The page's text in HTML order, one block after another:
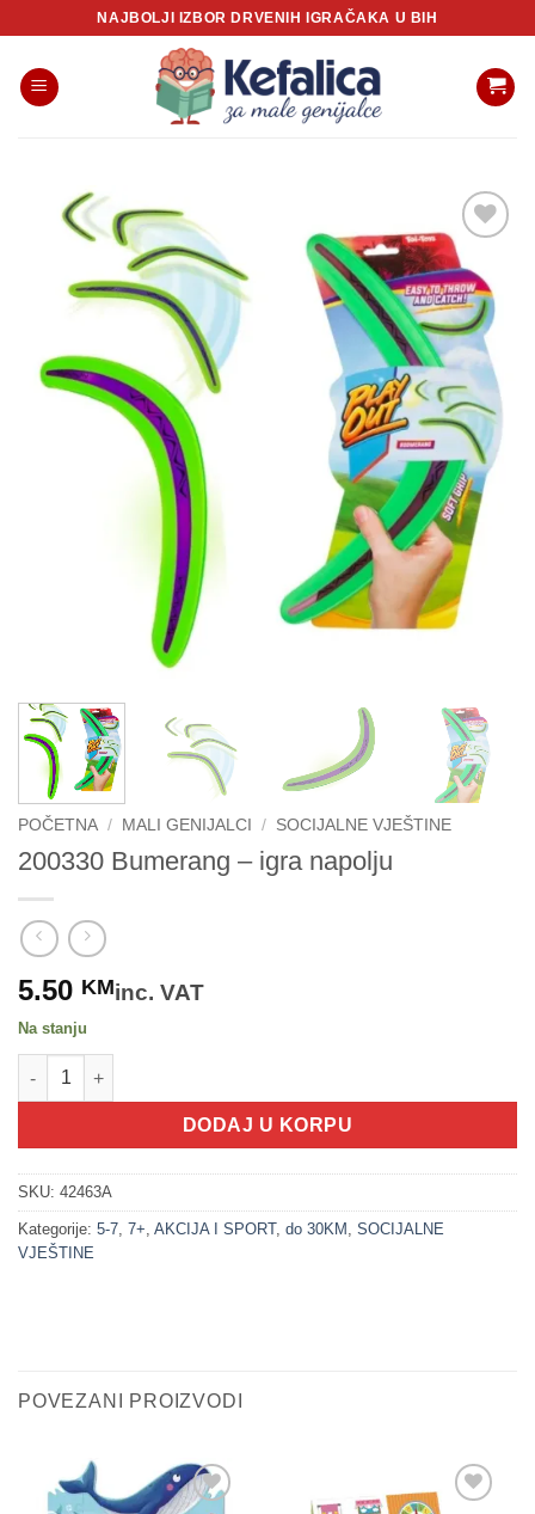
content
NAJBOLJI IZBOR DRVENIH IGRAČAKA U BIH
Sačuvaj
proizvod
POČETNA / MALI GENIJALCI / SOCIJALNE VJEŠTINE
200330 Bumerang – igra napolju
5.50 KMinc. VAT
Na stanju
200330 Bumerang - igra napolju količina
DODAJ U KORPU
SKU: 42463A
Kategorije: 5-7, 7+, AKCIJA I SPORT, do 30KM , SOCIJALNE
VJEŠTINE
POVEZANI PROIZVODI